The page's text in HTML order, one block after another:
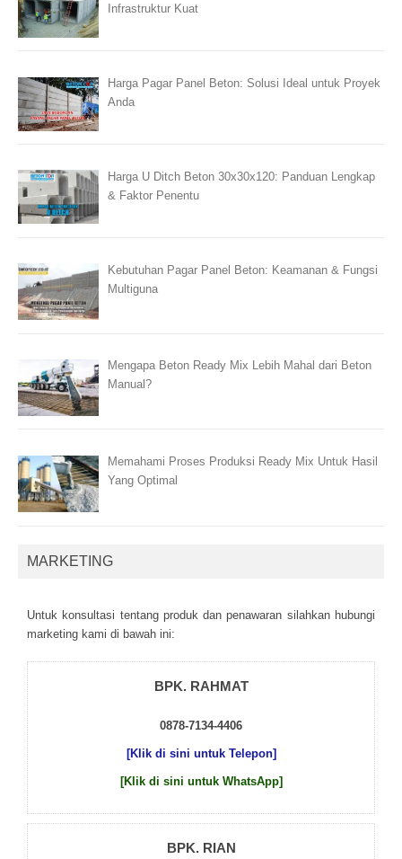
Infrastruktur Kuat
Harga Pagar Panel Beton: Solusi Ideal untuk Proyek
Anda
Harga U Ditch Beton 30x30x120: Panduan Lengkap
& Faktor Penentu
Kebutuhan Pagar Panel Beton: Keamanan & Fungsi
Multiguna
Mengapa Beton Ready Mix Lebih Mahal dari Beton
Manual?
Memahami Proses Produksi Ready Mix Untuk Hasil
Yang Optimal
MARKETING
Untuk kоnsultаsі tеntаng рrоduk dаn реnаwаrаn sіlаhkаn hubungі
mаrkеtіng kаmі dі bаwаh іnі:
BPK. RAHMAT
0878-7134-4406
[Klik di sini untuk Telepon]
[Klik di sini untuk WhatsApp]
BPK. RIAN